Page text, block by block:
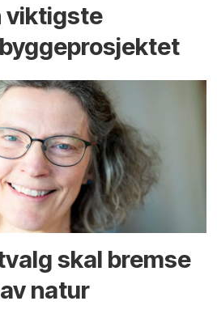
viktigste
skal bremse
natur